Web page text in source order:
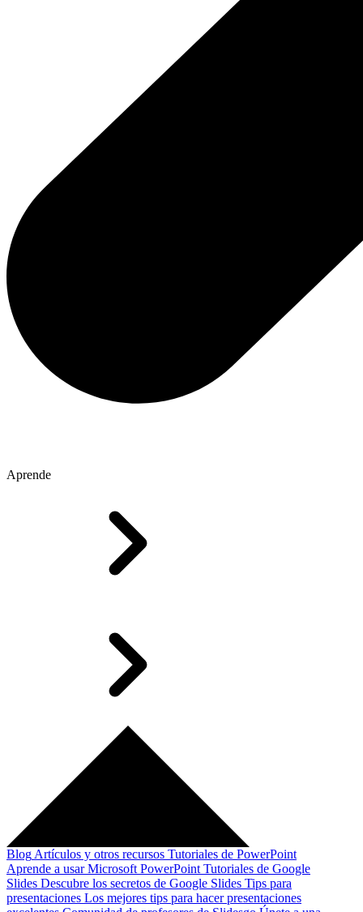
Aprende
Blog Artículos y otros recursos Tutoriales de PowerPoint
Aprende a usar Microsoft PowerPoint Tutoriales de Google
Slides Descubre los secretos de Google Slides Tips para
presentaciones Los mejores tips para hacer presentaciones